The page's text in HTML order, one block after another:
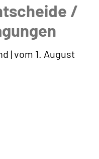
/
| vom 1. August